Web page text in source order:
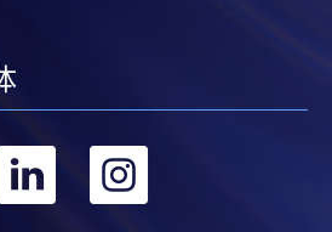
院对邮递失误而遗失的支票及个
一所报名中心，以 VISA 或
转